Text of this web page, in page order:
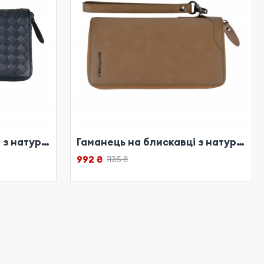
Гаманець на блискавці з натуральної шкіри синій Гаманець на блискавці з натуральної шкіри таупе темний
992 ₴ 1135 ₴